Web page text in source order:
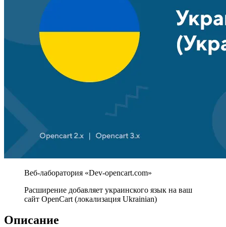
Расширение добавляет украинского язык на ваш
сайт OpenCart (локализация Ukrainian)
Описание